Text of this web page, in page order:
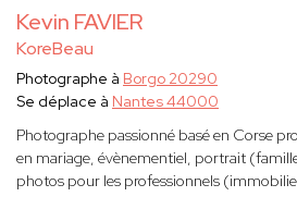
Kevin FAVIER
KoreBeau
Photographe à Borgo 20290
Se déplace à Nantes 44000
Photographe passionné basé en Corse
en mariage, évènementiel, portrait
photos pour les professionnels